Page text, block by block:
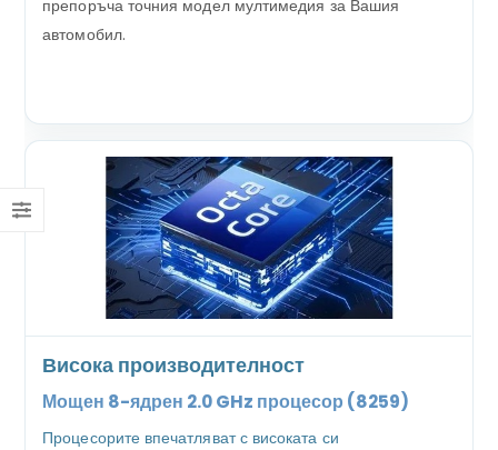
препоръча точния модел мултимедия за Вашия
автомобил.
Висока производителност
Мощен 8-ядрен 2.0 GHz процесор (8259)
Процесорите впечатляват с високата си